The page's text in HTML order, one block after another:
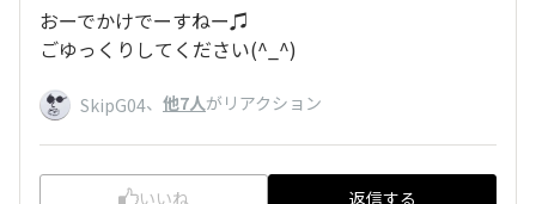
おーでかけでーすねー♫
ごゆっくりしてください(^_^)
SkipG04、 他7人がリアクション
いいね 返信する